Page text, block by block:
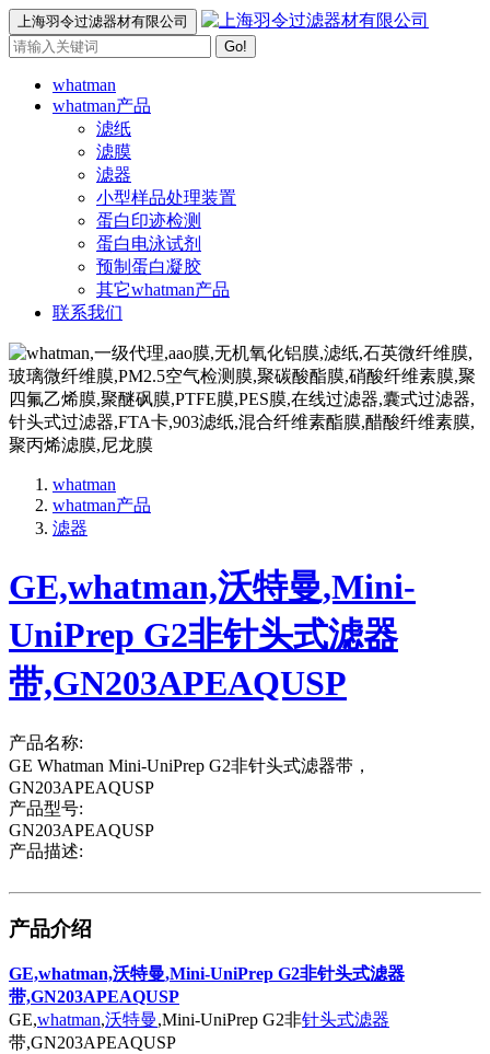
上海羽令过滤器材有限公司
Go!
whatman
whatman产品
滤纸
滤膜
滤器
小型样品处理装置
蛋白印迹检测
蛋白电泳试剂
预制蛋白凝胶
其它whatman产品
联系我们
whatman
whatman产品
滤器
GE,whatman,沃特曼,Mini-
UniPrep G2非针头式滤器
带,GN203APEAQUSP
产品名称:
GE Whatman Mini-UniPrep G2非针头式滤器带，
GN203APEAQUSP
产品型号:
GN203APEAQUSP
产品描述:
产品介绍
GE,whatman,沃特曼,Mini-UniPrep G2非针头式滤器
带,GN203APEAQUSP
GE,whatman,沃特曼,Mini-UniPrep G2非针头式滤器
带,GN203APEAQUSP